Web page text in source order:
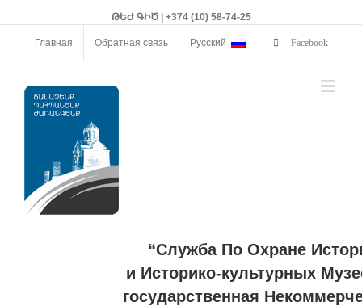
ԹԵԺ ԳԻԾ | +374 (10) 58-74-25
Главная Обратная связь Русский Facebook
“Служба По Охране
и Историко-культурных
государственная